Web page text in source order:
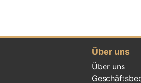
Über uns
Über uns